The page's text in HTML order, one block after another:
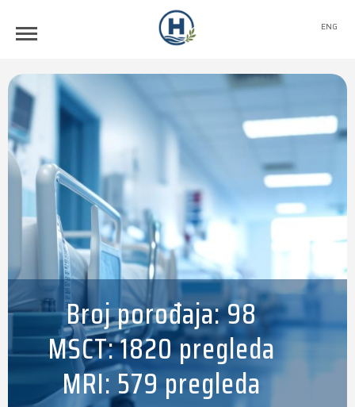
ENG
Broj porođaja: 98
MSCT: 1820 pregleda
MRI: 579 pregleda